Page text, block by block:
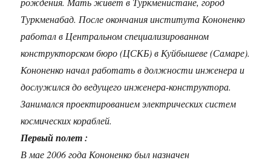
Туркменабад. После окончания института Кононенко
работал в Центральном специализированном
конструкторском бюро (ЦСКБ) в Куйбышеве (Самаре).
Кононенко начал работать в должности инженера и
дослужился до ведущего инженера-конструктора.
Занимался проектированием электрических систем
космических кораблей.
Первый полет :
В мае 2006 года Кононенко был назначен